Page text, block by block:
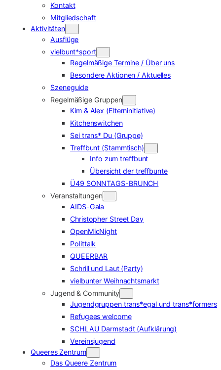
Kontakt
Mitgliedschaft
Aktivitäten
Ausflüge
vielbunt*sport
Regelmäßige Termine / Über uns
Besondere Aktionen / Aktuelles
Szeneguide
Regelmäßige Gruppen
Kim & Alex (Elterninitiative)
Kitchenswitchen
Sei trans* Du (Gruppe)
Treffbunt (Stammtisch)
Info zum treffbunt
Übersicht der treffbunte
Ü49 SONNTAGS-BRUNCH
Veranstaltungen
AIDS-Gala
Christopher Street Day
OpenMicNight
Polittalk
QUEERBAR
Schrill und Laut (Party)
vielbunter Weihnachtsmarkt
Jugend & Community
Jugendgruppen trans*egal und trans*formers
Refugees welcome
SCHLAU Darmstadt (Aufklärung)
Vereinsjugend
Queeres Zentrum
Das Queere Zentrum